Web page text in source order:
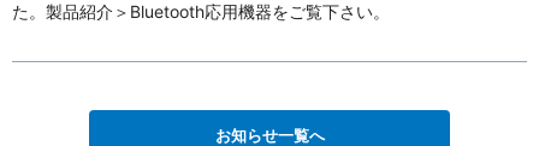
た。製品紹介＞Bluetooth応用機器をご覧下さい。
お知らせ一覧へ